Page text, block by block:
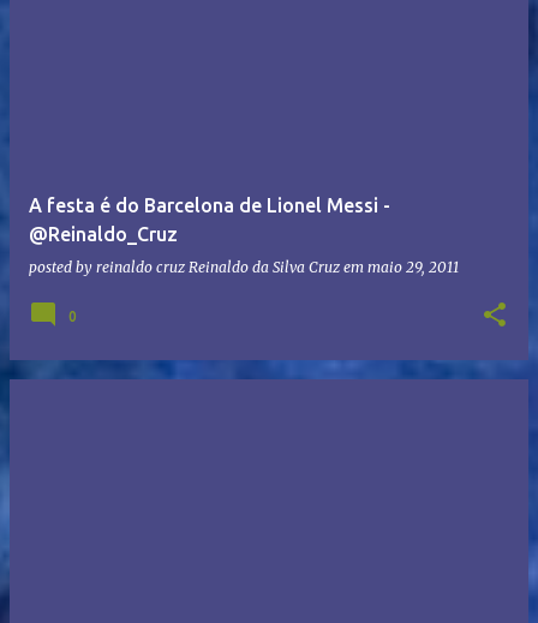
A festa é do Barcelona de Lionel Messi -
@Reinaldo_Cruz
posted by reinaldo cruz Reinaldo da Silva Cruz em maio 29, 2011
0